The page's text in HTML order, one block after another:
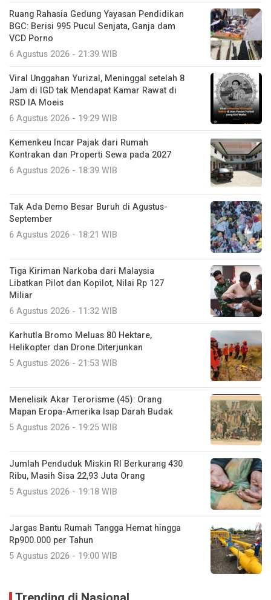
Ruang Rahasia Gedung Yayasan Pendidikan
BGC: Berisi 995 Pucul Senjata, Ganja dam
VCD Porno
6 Agustus 2026 - 21:39 WIB
Viral Unggahan Yurizal, Meninggal setelah 8
Jam di IGD tak Mendapat Kamar Rawat di
RSD IA Moeis
6 Agustus 2026 - 19:29 WIB
Kemenkeu Incar Pajak dari Rumah
Kontrakan dan Properti Sewa pada 2027
6 Agustus 2026 - 18:39 WIB
Tak Ada Demo Besar Buruh di Agustus-
September
6 Agustus 2026 - 18:21 WIB
Tiga Kiriman Narkoba dari Malaysia
Libatkan Pilot dan Kopilot, Nilai Rp 127
Miliar
6 Agustus 2026 - 11:32 WIB
Karhutla Bromo Meluas 80 Hektare,
Helikopter dan Drone Diterjunkan
5 Agustus 2026 - 21:53 WIB
Menelisik Akar Terorisme (45): Orang
Mapan Eropa-Amerika Isap Darah Budak
5 Agustus 2026 - 19:25 WIB
Jumlah Penduduk Miskin RI Berkurang 430
Ribu, Masih Sisa 22,93 Juta Orang
5 Agustus 2026 - 19:18 WIB
Jargas Bantu Rumah Tangga Hemat hingga
Rp900.000 per Tahun
5 Agustus 2026 - 19:00 WIB